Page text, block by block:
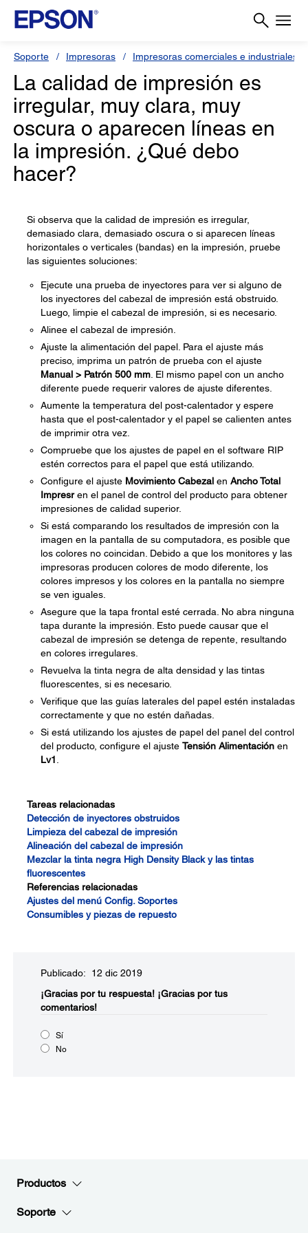
Soporte Impresoras Impresoras comerciales e industriales
La calidad de impresión es
irregular, muy clara, muy
oscura o aparecen líneas en
la impresión. ¿Qué debo
hacer?
Si observa que la calidad de impresión es irregular,
demasiado clara, demasiado oscura o si aparecen líneas
horizontales o verticales (bandas) en la impresión, pruebe
las siguientes soluciones:
Ejecute una prueba de inyectores para ver si alguno de
los inyectores del cabezal de impresión está obstruido.
Luego, limpie el cabezal de impresión, si es necesario.
Alinee el cabezal de impresión.
Ajuste la alimentación del papel. Para el ajuste más
preciso, imprima un patrón de prueba con el ajuste
Manual > Patrón 500 mm . El mismo papel con un ancho
diferente puede requerir valores de ajuste diferentes.
Aumente la temperatura del post-calentador y espere
hasta que el post-calentador y el papel se calienten antes
de imprimir otra vez.
Compruebe que los ajustes de papel en el software RIP
estén correctos para el papel que está utilizando.
Configure el ajuste Movimiento Cabezal en Ancho Total
Impresren el panel de control del producto para obtener
impresiones de calidad superior.
Si está comparando los resultados de impresión con la
imagen en la pantalla de su computadora, es posible que
los colores no coincidan. Debido a que los monitores y las
impresoras producen colores de modo diferente, los
colores impresos y los colores en la pantalla no siempre
se ven iguales.
Asegure que la tapa frontal esté cerrada. No abra ninguna
tapa durante la impresión. Esto puede causar que el
cabezal de impresión se detenga de repente, resultando
en colores irregulares.
Revuelva la tinta negra de alta densidad y las tintas
fluorescentes, si es necesario.
Verifique que las guías laterales del papel estén instaladas
correctamente y que no estén dañadas.
Si está utilizando los ajustes de papel del panel del control
del producto, configure el ajuste Tensión Alimentación en
Lv1
Tareas relacionadas
Detección de inyectores obstruidos
Limpieza del cabezal de impresión
Alineación del cabezal de impresión
Mezclar la tinta negra High Density Black y las tintas
fluorescentes
Referencias relacionadas
Ajustes del menú Config. Soportes
Consumibles y piezas de repuesto
Publicado: 12 dic 2019
¡Gracias por tu respuesta! ¡Gracias por tus
comentarios!
Sí
No
Productos
Soporte